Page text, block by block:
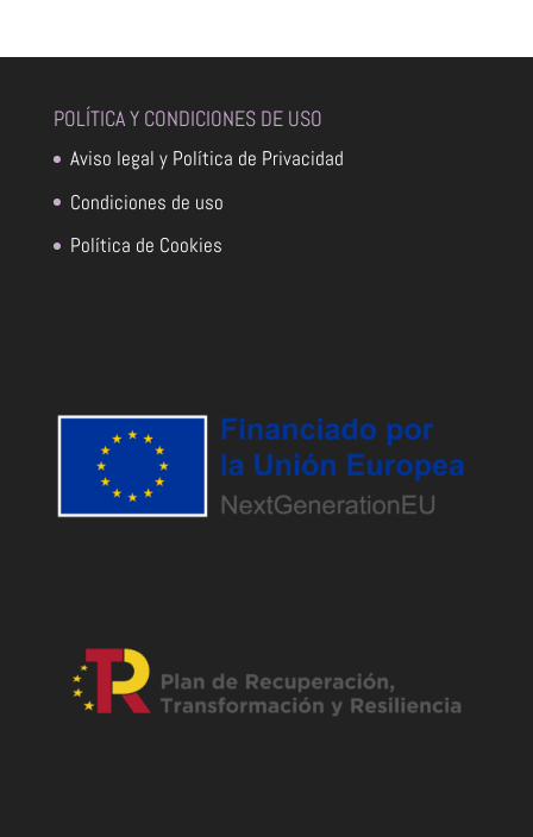
POLÍTICA Y CONDICIONES DE USO
Aviso legal y Política de Privacidad
Condiciones de uso
Política de Cookies